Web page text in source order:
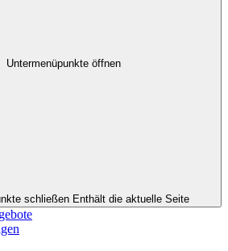
Untermenüpunkte öffnen
schließen Enthält die aktuelle Seite